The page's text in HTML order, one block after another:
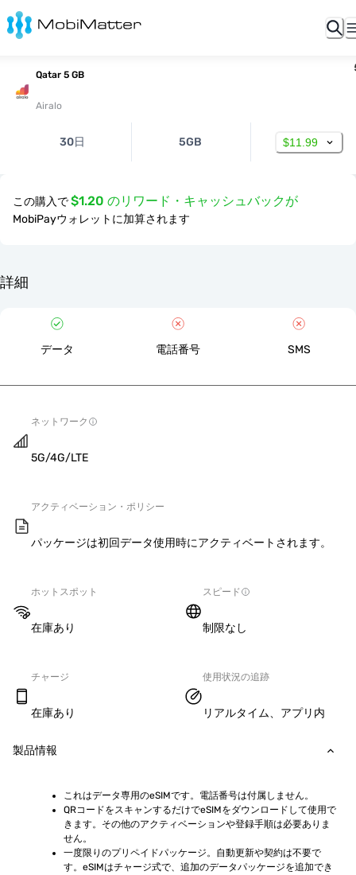
Qatar 5 GB
Airalo
30日 5GB $11.99
この購入で$1.20 のリワード・キャッシュバックが
MobiPayウォレットに加算されます
詳細
データ 電話番号 SMS
ネットワーク
5G/4G/LTE
アクティベーション・ポリシー
パッケージは初回データ使用時にアクティベートされます。
ホットスポット
在庫あり
スピード
制限なし
チャージ
在庫あり
使用状況の追跡
リアルタイム、アプリ内
製品情報
これはデータ専用のeSIMです。電話番号は付属しません。
QRコードをスキャンするだけでeSIMをダウンロードして使用で
きます。その他のアクティベーションや登録手順は必要ありま
せん。
一度限りのプリペイドパッケージ。自動更新や契約は不要で
す。eSIMはチャージ式で、追加のデータパッケージを追加でき